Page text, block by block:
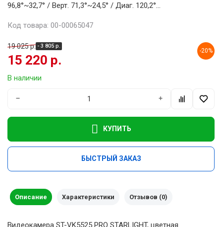
96,8°~32,7° / Верт. 71,3°~24,5° / Диаг. 120,2°...
Код товара: 00-00065047
19 025 р. - 3 805 р.
15 220 р.
-20%
В наличии
− +
КУПИТЬ
БЫСТРЫЙ ЗАКАЗ
Описание Характеристики Отзывов (0)
Видеокамера ST-VK5525 PRO STARLIGHT, цветная